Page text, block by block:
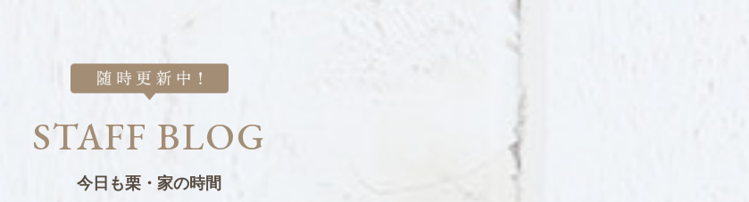
STAFF BLOG
今日も栗・家の時間